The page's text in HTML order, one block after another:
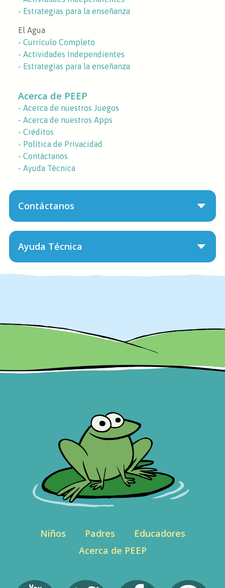
- Estrategias para la enseñanza
El Agua
- Currículo Completo
- Actividades Independientes
- Estrategias para la enseñanza
Acerca de PEEP
- Acerca de nuestros Juegos
- Acerca de nuestros Apps
- Créditos
- Política de Privacidad
- Contáctanos
- Ayuda Técnica
Contáctanos
Ayuda Técnica
Niños Padres
Educadores
Acerca de PEEP